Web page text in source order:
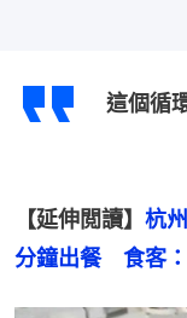
這個循
【延伸閲讀】 杭
分鐘出餐　食客